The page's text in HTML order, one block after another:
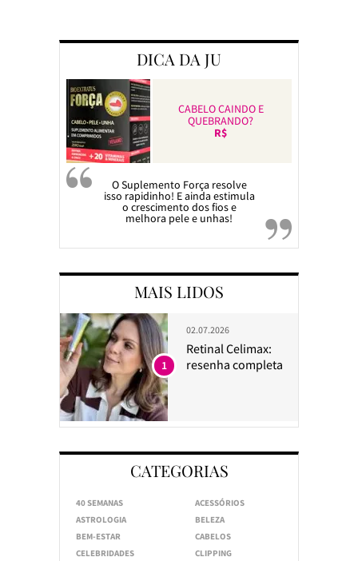
DICA DA JU
CABELO CAINDO E
QUEBRANDO?
R$
O Suplemento Força resolve
isso rapidinho! E ainda estimula
o crescimento dos fios e
melhora pele e unhas!
MAIS LIDOS
02.07.2026
Retinal Celimax:
resenha completa
1
CATEGORIAS
40 SEMANAS
ACESSÓRIOS
ASTROLOGIA
BELEZA
BEM-ESTAR
CABELOS
CELEBRIDADES
CLIPPING